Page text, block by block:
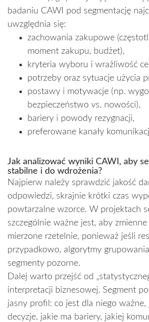
badaniu CAWI pod segmentację
uwzględnia się:
zachowania zakupowe
moment zakupu, budżet),
kryteria wyboru i wrażliwość
potrzeby oraz sytuacje użycia
postawy i motywacje (np.
bezpieczeństwo vs. nowości),
bariery i powody rezygnacji,
preferowane kanały
Jak analizować wyniki CAWI, aby
stabilne i do wdrożenia?
Najpierw należy sprawdzić jakość
odpowiedzi, skrajnie krótki czas
powtarzalne wzorce. W projektach
szczególnie ważne jest, aby
mierzone rzetelnie, ponieważ jeśli
przypadkowo, algorytmy
segmenty pozorne.
Dalej warto przejść od
interpretacji biznesowej. Segment
jasny profil: co jest dla niego ważne,
decyzje, jakie ma bariery, jakiej